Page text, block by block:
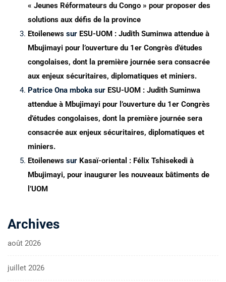
« Jeunes Réformateurs du Congo » pour proposer des
solutions aux défis de la province
Etoilenews sur ESU-UOM : Judith Suminwa attendue à
Mbujimayi pour l’ouverture du 1er Congrès d’études
congolaises, dont la première journée sera consacrée
aux enjeux sécuritaires, diplomatiques et miniers.
Patrice Ona mboka sur ESU-UOM : Judith Suminwa
attendue à Mbujimayi pour l’ouverture du 1er Congrès
d’études congolaises, dont la première journée sera
consacrée aux enjeux sécuritaires, diplomatiques et
miniers.
Etoilenews sur Kasaï-oriental : Félix Tshisekedi à
Mbujimayi, pour inaugurer les nouveaux bâtiments de
l’UOM
Archives
août 2026
juillet 2026